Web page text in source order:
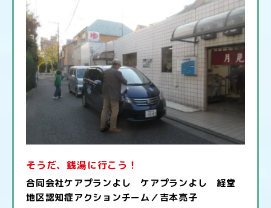
そうだ、銭湯に行こう！
合同会社ケアプランよし ケアプランよし 経堂
地区認知症アクションチーム／吉本亮子